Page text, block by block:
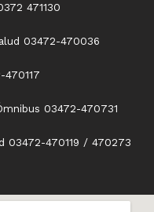
471130
03472-470036
470117
03472-470731
03472-470119 / 470273